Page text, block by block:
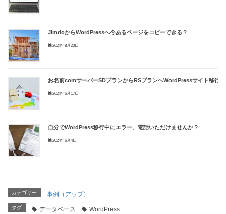
JimdoからWordPressへ今あるページをコピーできる？
2024年8月20日
お名前comサーバーSDプランからRSプランへWordPressサイト移行
2024年6月17日
自分でWordPress移行中にエラー、電話いただけませんか？
2024年6月4日
カテゴリー 事例（アップ）
タグ データベース WordPress